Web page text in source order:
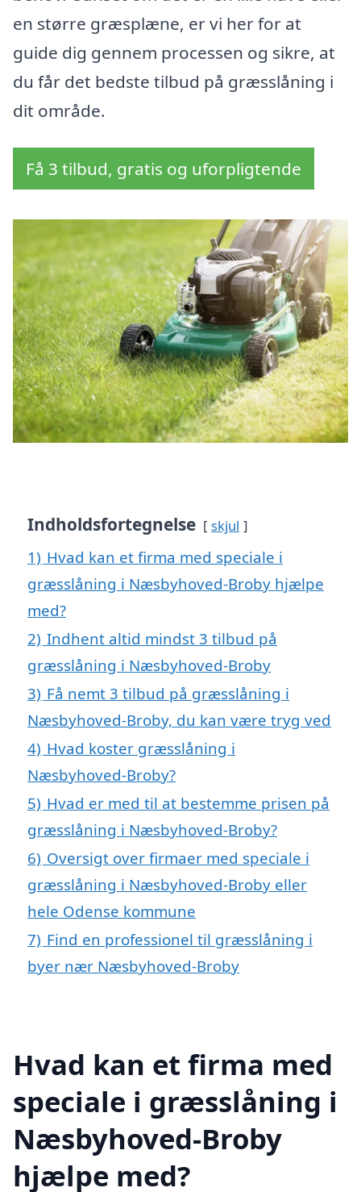
en større græsplæne, er vi her for at
guide dig gennem processen og sikre, at
du får det bedste tilbud på græsslåning i
dit område.
Få 3 tilbud, gratis og uforpligtende
Indholdsfortegnelse skjul
1) Hvad kan et firma med speciale i
græsslåning i Næsbyhoved-Broby hjælpe
med?
2) Indhent altid mindst 3 tilbud på
græsslåning i Næsbyhoved-Broby
3) Få nemt 3 tilbud på græsslåning i
Næsbyhoved-Broby, du kan være tryg ved
4) Hvad koster græsslåning i
Næsbyhoved-Broby?
5) Hvad er med til at bestemme prisen på
græsslåning i Næsbyhoved-Broby?
6) Oversigt over firmaer med speciale i
græsslåning i Næsbyhoved-Broby eller
hele Odense kommune
7) Find en professionel til græsslåning i
byer nær Næsbyhoved-Broby
Hvad kan et firma med
speciale i græsslåning i
Næsbyhoved-Broby
hjælpe med?